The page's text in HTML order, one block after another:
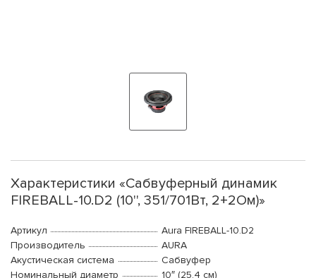
Характеристики «Сабвуферный динамик
FIREBALL-10.D2 (10'', 351/701Вт, 2+2Ом)»
Артикул
Aura FIREBALL-10.D2
Производитель
AURA
Акустическая система
Сабвуфер
Номинальный диаметр
10″ (25,4 см)